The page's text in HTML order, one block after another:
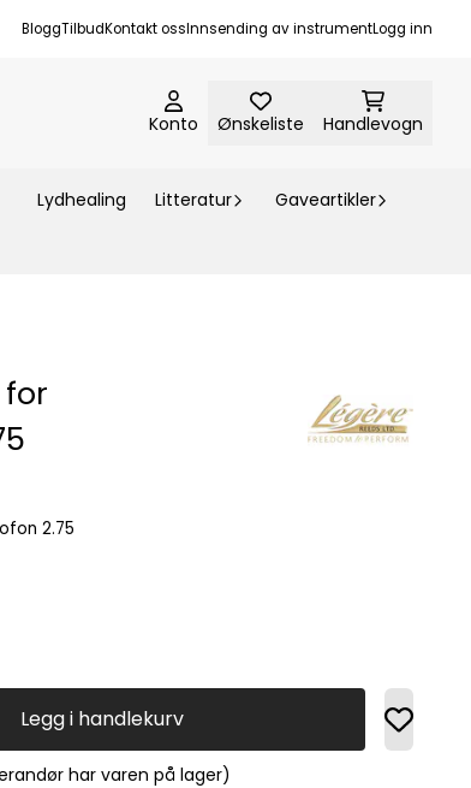
BloggTilbudKontakt ossInnsending av instrumentLogg inn
Konto Ønskeliste Handlevogn
Lydhealing Litteratur
Gaveartikler
2.75
Legg i handlekurv
har varen på lager)